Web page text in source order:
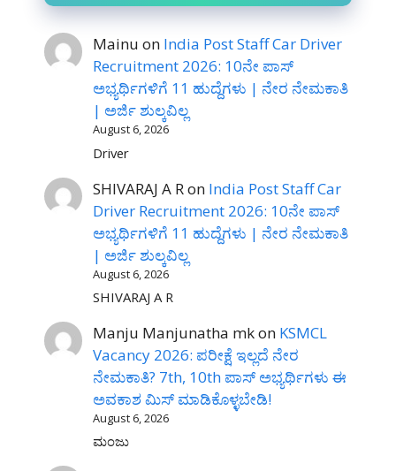
Mainu on India Post Staff Car Driver
Recruitment 2026: 10ನೇ ಪಾಸ್
ಅಭ್ಯರ್ಥಿಗಳಿಗೆ 11 ಹುದ್ದೆಗಳು | ನೇರ ನೇಮಕಾತಿ
| ಅರ್ಜಿ ಶುಲ್ಕವಿಲ್ಲ
August 6, 2026
Driver
SHIVARAJ A Ron India Post Staff Car
Driver Recruitment 2026: 10ನೇ ಪಾಸ್
ಅಭ್ಯರ್ಥಿಗಳಿಗೆ 11 ಹುದ್ದೆಗಳು | ನೇರ ನೇಮಕಾತಿ
| ಅರ್ಜಿ ಶುಲ್ಕವಿಲ್ಲ
August 6, 2026
SHIVARAJ A R
Manju Manjunatha mkon KSMCL
Vacancy 2026: ಪರೀಕ್ಷೆ ಇಲ್ಲದೆ ನೇರ
ನೇಮಕಾತಿ? 7th, 10th ಪಾಸ್ ಅಭ್ಯರ್ಥಿಗಳು ಈ
ಅವಕಾಶ ಮಿಸ್ ಮಾಡಿಕೊಳ್ಳಬೇಡಿ!
August 6, 2026
ಮಂಜು